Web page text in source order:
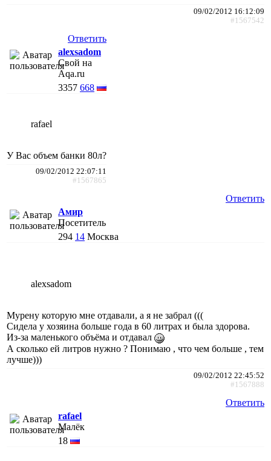
09/02/2012 16:12:09
#1567542
Ответить
alexsadom
Свой на
Aqa.ru
3357 668
rafael
У Вас объем банки 80л?
09/02/2012 22:07:11
#1567865
Ответить
Амир
Посетитель
294 14 Москва
alexsadom
Мурену которую мне отдавали, а я не забрал (((
Сидела у хозяина больше года в 60 литрах и была здорова.
Из-за маленького объёма и отдавал
А сколько ей литров нужно ? Понимаю , что чем больше , тем
лучше)))
09/02/2012 22:45:52
#1567888
Ответить
rafael
Малёк
18